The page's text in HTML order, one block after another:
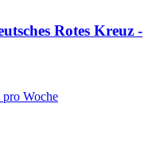
Rotes Kreuz -
Woche